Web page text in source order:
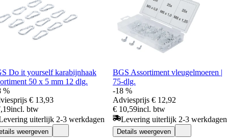
Do it yourself karabijnhaak
50 x 5 mm 12 dlg.
%
€ 13,93
incl. btw
uiterlijk 2-3 werkdagen
weergeven
BGS Assortiment vleugelmoeren |
75-dlg.
-18 %
Adviesprijs € 12,92
€ 10,59incl. btw
Levering uiterlijk 2-3 werkdagen
Details weergeven